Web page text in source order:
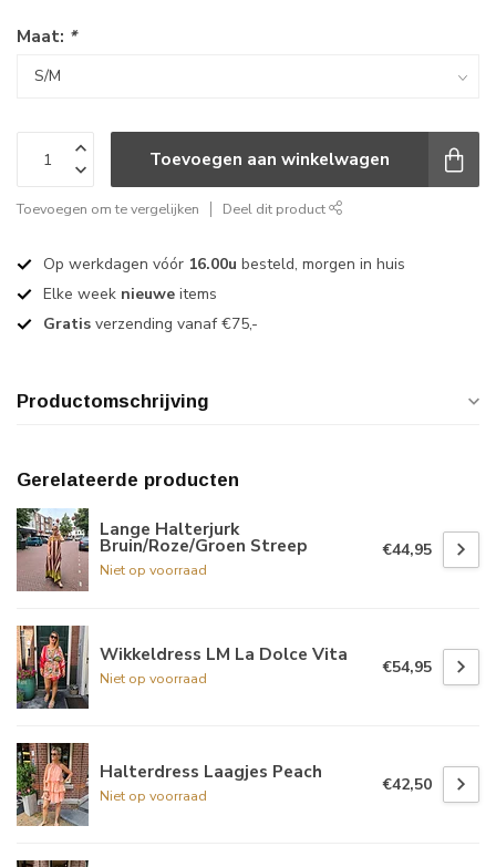
Maat: *
Toevoegen aan winkelwagen
Toevoegen om te vergelijken Deel dit product
Op werkdagen vóór 16.00u besteld, morgen in huis
Elke week nieuwe items
Gratis verzending vanaf €75,-
Productomschrijving
Gerelateerde producten
Lange Halterjurk
Bruin/Roze/Groen Streep
Niet op voorraad
€44,95
Wikkeldress LM La Dolce Vita
Niet op voorraad
€54,95
Halterdress Laagjes Peach
Niet op voorraad
€42,50